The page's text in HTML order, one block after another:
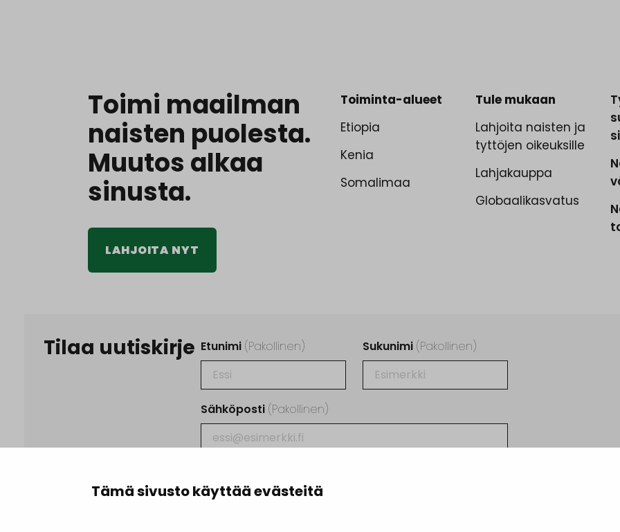
Tämä sivusto käyttää evästeitä
Toimi maailman
naisten puolesta.
Muutos alkaa
sinusta.
LAHJOITA NYT
Toiminta-alueet
Etiopia
Kenia
Somalimaa
Tule mukaan
Lahjoita naisten ja
tyttöjen oikeuksille
Lahjakauppa
Globaalikasvatus
Tilaa uutiskirje Etunimi (Pakollinen) Sukunimi (Pakollinen)
Sähköposti (Pakollinen)
Tilaamalla uutiskirjeen hyväksyt henkilötietojesi